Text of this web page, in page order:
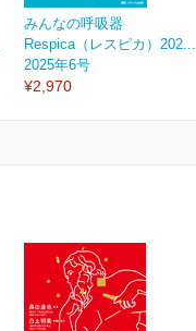
みんなの呼吸器
Respica（レスピカ）202...
2025年6号
¥2,970